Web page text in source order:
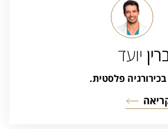
יועד
פלסטית.